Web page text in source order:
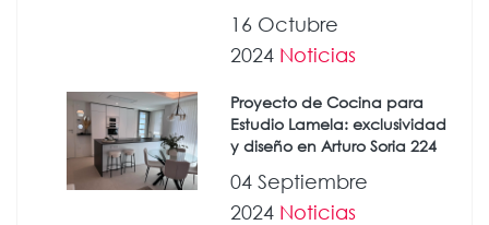
16 Octubre
2024 Noticias
Proyecto de Cocina para
Estudio Lamela: exclusividad
y diseño en Arturo Soria 224
04 Septiembre
2024 Noticias